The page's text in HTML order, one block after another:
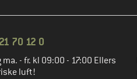
70 12 0
ma. - fr. kl 09:00 - 17:00 Ellers
luft!